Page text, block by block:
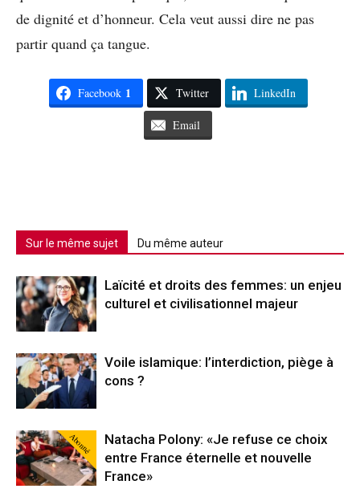
de dignité et d’honneur. Cela veut aussi dire ne pas
partir quand ça tangue.
Facebook 1 Twitter LinkedIn
Email
Sur le même sujet Du même auteur
Laïcité et droits des femmes: un enjeu
culturel et civilisationnel majeur
Voile islamique: l’interdiction, piège à
cons ?
Abonné
Natacha Polony: «Je refuse ce choix
entre France éternelle et nouvelle
France»